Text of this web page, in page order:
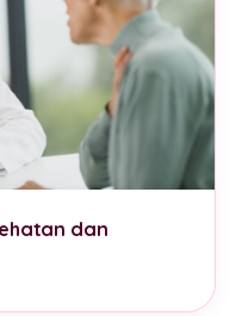
dan